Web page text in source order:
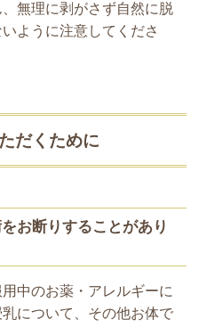
無理に剥がさず自然に脱
ように注意してくださ
だくために
お断りすることがあり
中のお薬・アレルギーに
について、その他お体で